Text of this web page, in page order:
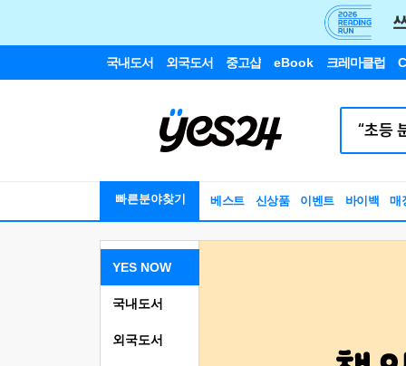
국내도서 외국도서 중고샵 eBook 크레마클럽
빠른분야찾기 베스트 신상품 이벤트 바이백 매
YES NOW
국내도서
외국도서